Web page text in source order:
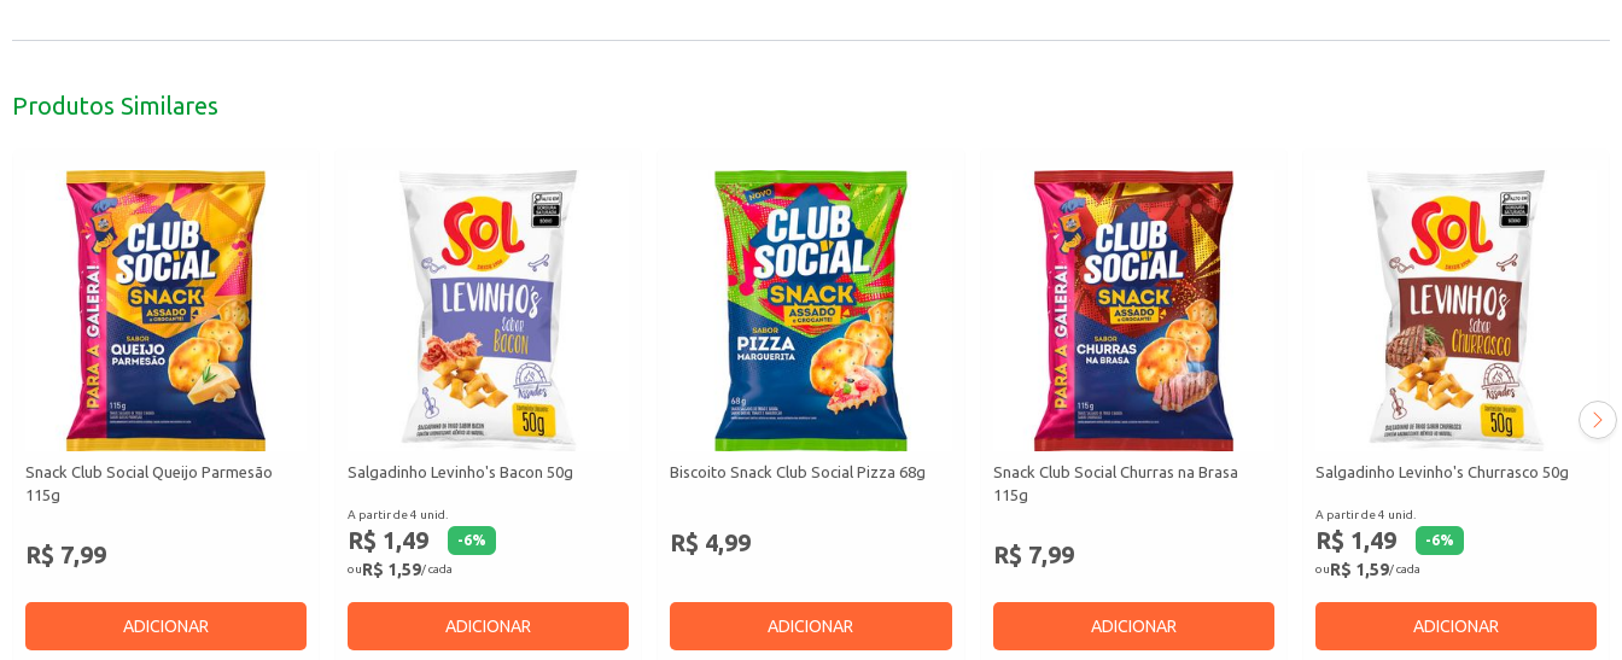
Produtos Similares
Snack Club Social Queijo Parmesão
115g
R$ 7,99
ADICIONAR
Salgadinho Levinho's Bacon 50g
A partir de 4 unid.
R$ 1,49 -6%
ouR$ 1,59/ cada
ADICIONAR
Biscoito Snack Club Social Pizza 68g
R$ 4,99
ADICIONAR
Snack Club Social Churras na Brasa
115g
R$ 7,99
ADICIONAR
Salgadinho Levinho's Churrasco 50g
A partir de 4 unid.
R$ 1,49 -6%
ouR$ 1,59/ cada
ADICIONAR